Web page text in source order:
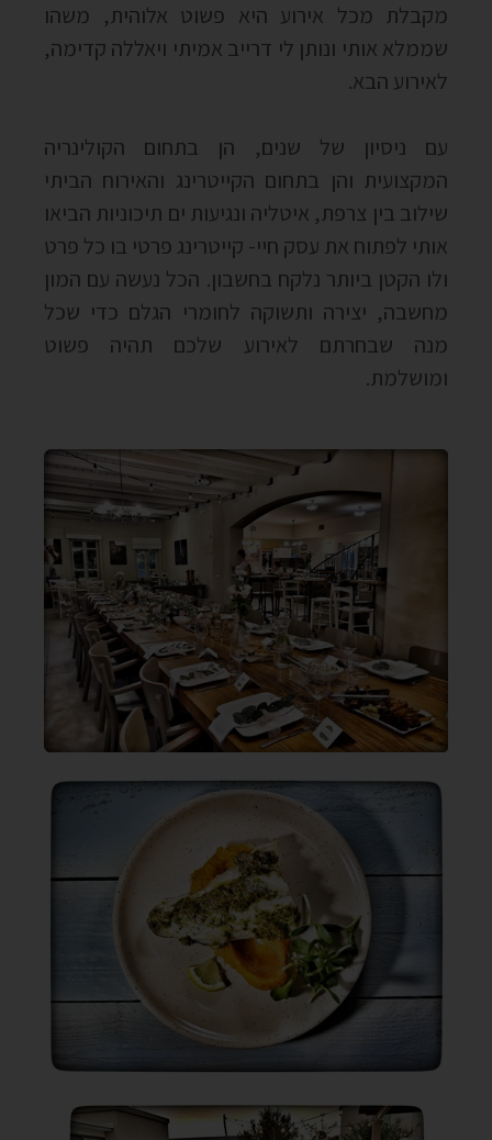
מקבלת מכל אירוע היא פשוט אלוהית, משהו
שממלא אותי ונותן לי דרייב אמיתי ויאללה קדימה,
לאירוע הבא.
עם ניסיון של שנים, הן בתחום הקולינריה
המקצועית והן בתחום הקייטרינג והאירוח הביתי
שילוב בין צרפת, איטליה ונגיעות ים תיכוניות הביאו
אותי לפתוח את עסק חיי- קייטרינג פרטי בו כל פרט
ולו הקטן ביותר נלקח בחשבון. הכל נעשה עם המון
מחשבה, יצירה ותשוקה לחומרי הגלם כדי שכל
מנה שבחרתם לאירוע שלכם תהיה פשוט
ומושלמת.